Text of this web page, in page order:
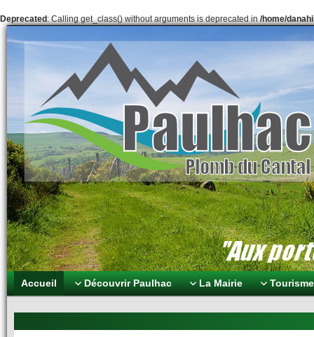
Deprecated: Calling get_class() without arguments is deprecated in/home/
Paulhac Plomb du
Aux portes des volcans
Accueil Découvrir Paulhac La Mairie